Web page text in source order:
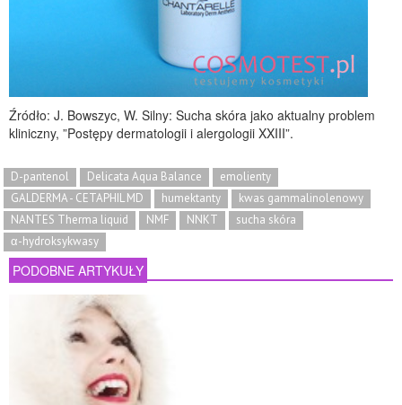
Źródło: J. Bowszyc, W. Silny: Sucha skóra jako aktualny problem
kliniczny, ”Postępy dermatologii i alergologii XXIII”.
D-pantenol Delicata Aqua Balance
emolienty
GALDERMA - CETAPHIL MD
humektanty
kwas gammalinolenowy
NANTES Therma liquid
NMF NNKT
sucha skóra
α-hydroksykwasy
PODOBNE ARTYKUŁY